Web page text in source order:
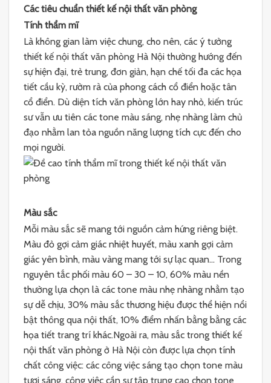
Các tiêu chuẩn thiết kế nội thất văn phòng
Tính thẩm mĩ
Là không gian làm việc chung, cho nên, các ý tưởng
thiết kế nội thất văn phòng Hà Nội thường hướng đến
sự hiện đại, trẻ trung, đơn giản, hạn chế tối đa các họa
tiết cầu kỳ, rườm rà của phong cách cổ điển hoặc tân
cổ điển. Dù diện tích văn phòng lớn hay nhỏ, kiến trúc
sư vẫn ưu tiên các tone màu sáng, nhẹ nhàng làm chủ
đạo nhằm lan tỏa nguồn năng lượng tích cực đến cho
mọi người.
Màu sắc
Mỗi màu sắc sẽ mang tới nguồn cảm hứng riêng biệt.
Màu đỏ gợi cảm giác nhiệt huyết, màu xanh gợi cảm
giác yên bình, màu vàng mang tới sự lạc quan… Trong
nguyên tắc phối màu 60 – 30 – 10, 60% màu nền
thường lựa chọn là các tone màu nhẹ nhàng nhằm tạo
sự dễ chịu, 30% màu sắc thương hiệu được thể hiện nổi
bật thông qua nội thất, 10% điểm nhấn bằng bằng các
họa tiết trang trí khác.Ngoài ra, màu sắc trong thiết kế
nội thất văn phòng ở Hà Nội còn được lựa chọn tính
chất công việc: các công việc sáng tạo chọn tone màu
tươi sáng, công việc cần sự tập trung cao chọn tone